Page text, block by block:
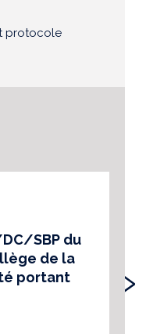
protocole
SBP du
de la
portant
›